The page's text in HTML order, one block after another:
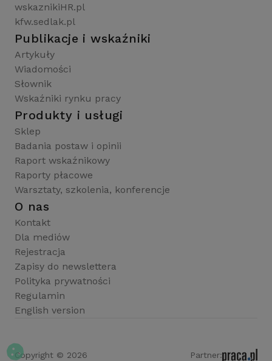
wskaznikiHR.pl
kfw.sedlak.pl
Publikacje i wskaźniki
Artykuły
Wiadomości
Słownik
Wskaźniki rynku pracy
Produkty i usługi
Sklep
Badania postaw i opinii
Raport wskaźnikowy
Raporty płacowe
Warsztaty, szkolenia, konferencje
O nas
Kontakt
Dla mediów
Rejestracja
Zapisy do newslettera
Polityka prywatności
Regulamin
English version
Copyright © 2026 Partner: